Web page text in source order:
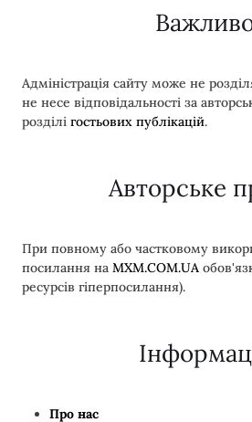
Адміністрація сайту може не
не несе відповідальності за
розділі гостьових публікацій.
Авторське
При повному або частковому
посилання на MXM.COM.UA
ресурсів гіперпосилання).
Про нас